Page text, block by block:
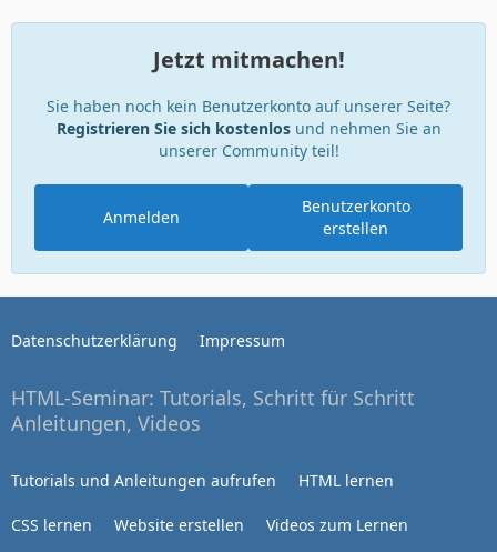
Jetzt mitmachen!
Sie haben noch kein Benutzerkonto auf unserer Seite?
Registrieren Sie sich kostenlosund nehmen Sie an
unserer Community teil!
Benutzerkonto
erstellen
Anmelden
Datenschutzerklärung Impressum
HTML-Seminar: Tutorials, Schritt für Schritt
Anleitungen, Videos
Tutorials und Anleitungen aufrufen HTML lernen
CSS lernen Website erstellen Videos zum Lernen